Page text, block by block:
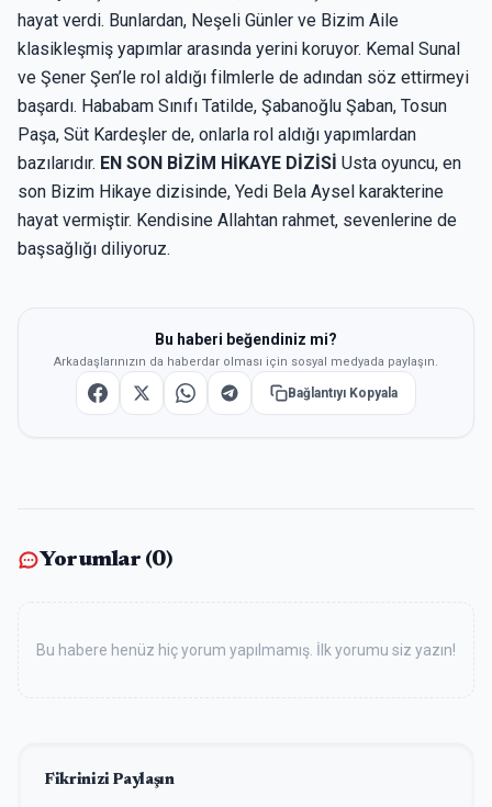
hayat verdi. Bunlardan, Neşeli Günler ve Bizim Aile
klasikleşmiş yapımlar arasında yerini koruyor. Kemal Sunal
ve Şener Şen’le rol aldığı filmlerle de adından söz ettirmeyi
başardı. Hababam Sınıfı Tatilde, Şabanoğlu Şaban, Tosun
Paşa, Süt Kardeşler de, onlarla rol aldığı yapımlardan
bazılarıdır. EN SON BİZİM HİKAYE DİZİSİ Usta oyuncu, en
son Bizim Hikaye dizisinde, Yedi Bela Aysel karakterine
hayat vermiştir. Kendisine Allahtan rahmet, sevenlerine de
başsağlığı diliyoruz.
Bu haberi beğendiniz mi?
Arkadaşlarınızın da haberdar olması için sosyal medyada paylaşın.
Bağlantıyı Kopyala
Yorumlar (0)
Bu habere henüz hiç yorum yapılmamış. İlk yorumu siz yazın!
Fikrinizi Paylaşın